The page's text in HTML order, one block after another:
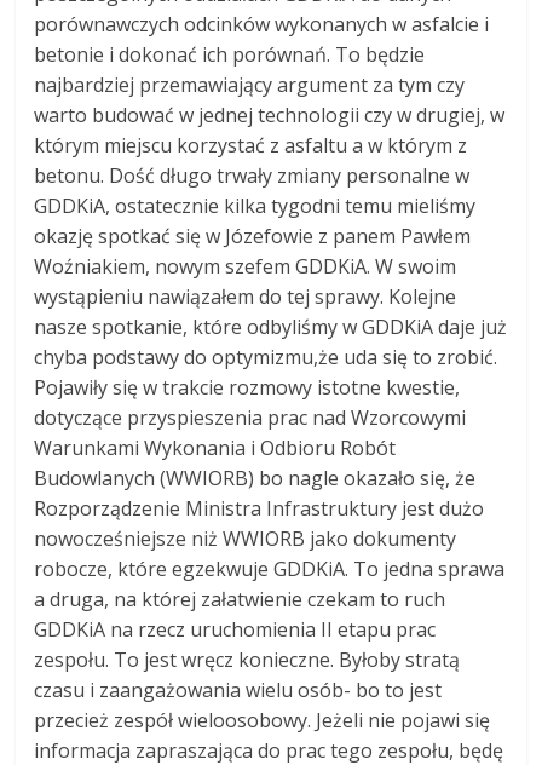
porównawczych odcinków wykonanych w asfalcie i
betonie i dokonać ich porównań. To będzie
najbardziej przemawiający argument za tym czy
warto budować w jednej technologii czy w drugiej, w
którym miejscu korzystać z asfaltu a w którym z
betonu. Dość długo trwały zmiany personalne w
GDDKiA, ostatecznie kilka tygodni temu mieliśmy
okazję spotkać się w Józefowie z panem Pawłem
Woźniakiem, nowym szefem GDDKiA. W swoim
wystąpieniu nawiązałem do tej sprawy. Kolejne
nasze spotkanie, które odbyliśmy w GDDKiA daje już
chyba podstawy do optymizmu,że uda się to zrobić.
Pojawiły się w trakcie rozmowy istotne kwestie,
dotyczące przyspieszenia prac nad Wzorcowymi
Warunkami Wykonania i Odbioru Robót
Budowlanych (WWIORB) bo nagle okazało się, że
Rozporządzenie Ministra Infrastruktury jest dużo
nowocześniejsze niż WWIORB jako dokumenty
robocze, które egzekwuje GDDKiA. To jedna sprawa
a druga, na której załatwienie czekam to ruch
GDDKiA na rzecz uruchomienia II etapu prac
zespołu. To jest wręcz konieczne. Byłoby stratą
czasu i zaangażowania wielu osób- bo to jest
przecież zespół wieloosobowy. Jeżeli nie pojawi się
informacja zapraszająca do prac tego zespołu, będę